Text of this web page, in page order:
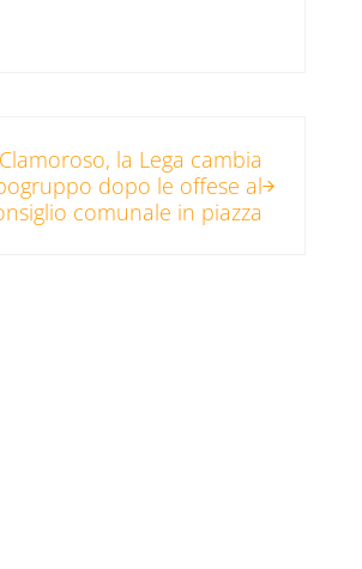
Clamoroso, la Lega cambia
dopo le offese al
comunale in piazza